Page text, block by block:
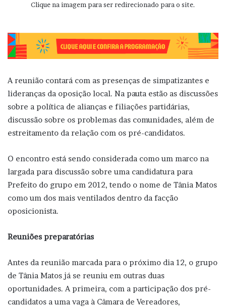
Clique na imagem para ser redirecionado para o site.
A reunião contará com as presenças de simpatizantes e
lideranças da oposição local. Na pauta estão as discussões
sobre a política de alianças e filiações partidárias,
discussão sobre os problemas das comunidades, além de
estreitamento da relação com os pré-candidatos.
O encontro está sendo considerada como um marco na
largada para discussão sobre uma candidatura para
Prefeito do grupo em 2012, tendo o nome de Tânia Matos
como um dos mais ventilados dentro da facção
oposicionista.
Reuniões preparatórias
Antes da reunião marcada para o próximo dia 12, o grupo
de Tânia Matos já se reuniu em outras duas
oportunidades. A primeira, com a participação dos pré-
candidatos a uma vaga à Câmara de Vereadores,